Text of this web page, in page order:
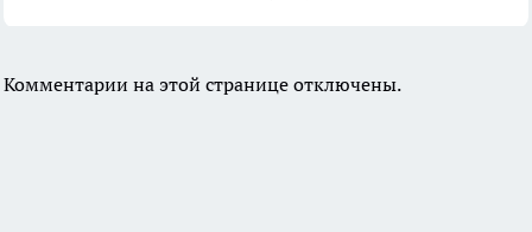
Комментарии на этой странице отключены.